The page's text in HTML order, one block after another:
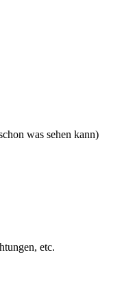
was sehen kann)
etc.